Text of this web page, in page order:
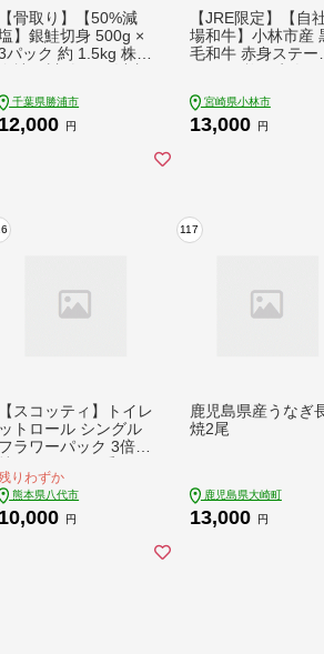
骨取り】【50%減
】銀鮭切身 500g ×
パック 約 1.5kg 株式
)》千葉県 勝浦市 銀
魚 切り身 骨取り
千葉県勝浦市
円
【JRE限定】【自
場和牛】小林市産
毛和牛 赤身ステー
赤身 ステーキ 宮崎
小林市 ）
宮崎県小林市
13,000 円
スコッティ】トイレ
トロール シングル
ラワーパック 3倍長
日用品 生活必需品
りわずか
熊本県八代市
円
117
鹿児島県産うなぎ
焼2尾
鹿児島県大崎町
13,000 円